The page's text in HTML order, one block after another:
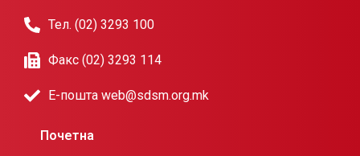
Тел. (02) 3293 100
Факс (02) 3293 114
Е-пошта web@sdsm.org.mk
Почетна